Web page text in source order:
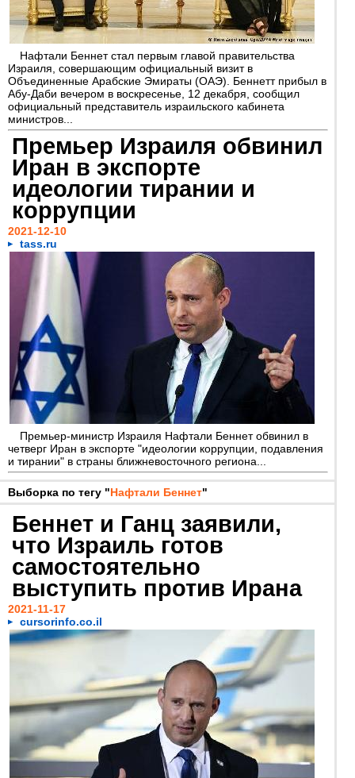
Нафтали Беннет стал первым главой правительства
Израиля, совершающим официальный визит в
Объединенные Арабские Эмираты (ОАЭ). Беннетт прибыл в
Абу-Даби вечером в воскресенье, 12 декабря, сообщил
официальный представитель израильского кабинета
министров...
Премьер Израиля обвинил
Иран в экспорте
идеологии тирании и
коррупции
2021-12-10
tass.ru
Премьер-министр Израиля Нафтали Беннет обвинил в
четверг Иран в экспорте "идеологии коррупции, подавления
и тирании" в страны ближневосточного региона...
Выборка по тегу "Нафтали Беннет"
Беннет и Ганц заявили,
что Израиль готов
самостоятельно
выступить против Ирана
2021-11-17
cursorinfo.co.il